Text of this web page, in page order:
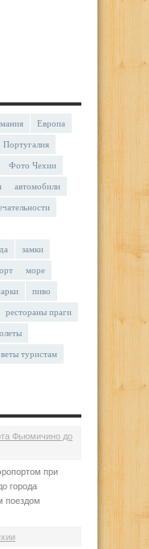
Европа
Португалия
Фото Чехии
автомобили
замки
море
пиво
рестораны праги
туристам
Фьюмичино до
при
города
поездом